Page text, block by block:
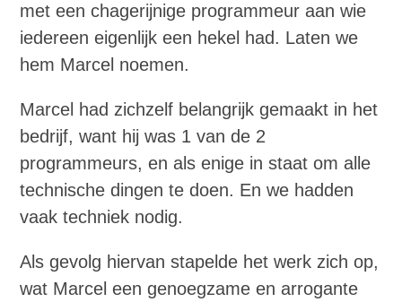
met een chagerijnige programmeur aan wie
iedereen eigenlijk een hekel had. Laten we
hem Marcel noemen.
Marcel had zichzelf belangrijk gemaakt in het
bedrijf, want hij was 1 van de 2
programmeurs, en als enige in staat om alle
technische dingen te doen. En we hadden
vaak techniek nodig.
Als gevolg hiervan stapelde het werk zich op,
wat Marcel een genoegzame en arrogante